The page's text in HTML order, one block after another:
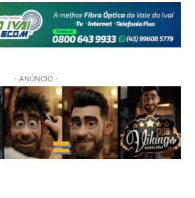
- ANÚNCIO -